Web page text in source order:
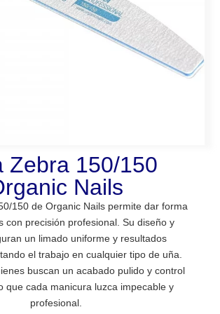
Zebra 150/150
Nails
150 de Organic Nails permite dar forma
con precisión profesional. Su diseño y
un limado uniforme y resultados
el trabajo en cualquier tipo de uña.
buscan un acabado pulido y control
que cada manicura luzca impecable y
profesional.